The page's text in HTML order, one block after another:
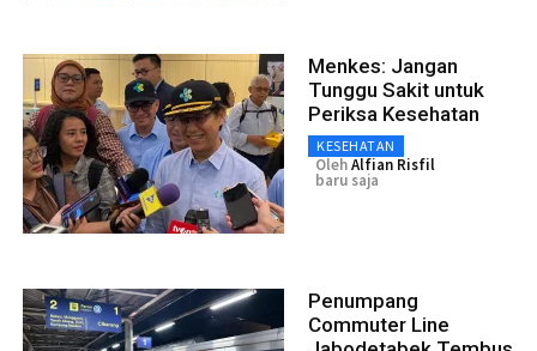
Menkes: Jangan
Tunggu Sakit untuk
Periksa Kesehatan
KESEHATAN
OlehAlfian Risfil
baru saja
Penumpang
Commuter Line